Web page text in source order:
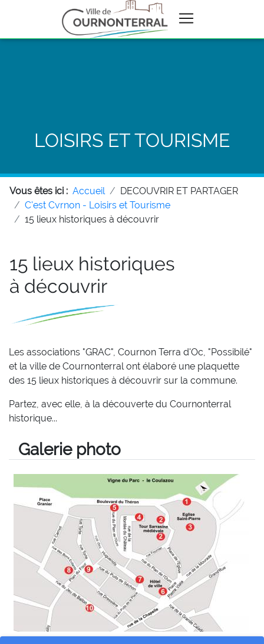
LOISIRS ET TOURISME
Vous êtes ici : Accueil
DECOUVRIR ET PARTAGER
C'est Cvrnon - Loisirs et Tourisme
15 lieux historiques à découvrir
15 lieux historiques
à découvrir
Les associations "GRAC", Cournon Terra d'Oc, "Possibilé"
et la ville de Cournonterral ont élaboré une plaquette
des 15 lieux historiques à découvrir sur la commune.
Partez, avec elle, à la découverte du Cournonterral
historique...
Galerie photo